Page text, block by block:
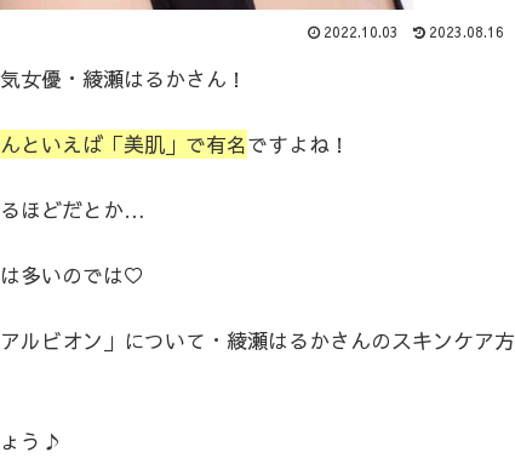
2022.10.03 2023.08.16
女優・綾瀬はるかさん！
といえば「美肌」で有名ですよね！
ほどだとか…
多いのでは♡
ルビオン」について・綾瀬はるかさんのスキンケア方
う♪